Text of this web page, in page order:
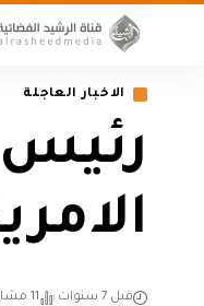
الاخبار العاجلة
رئيس
قبل 7 سنوات 11 مشاهدات